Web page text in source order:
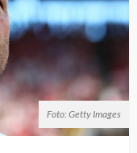
Foto: Getty Images